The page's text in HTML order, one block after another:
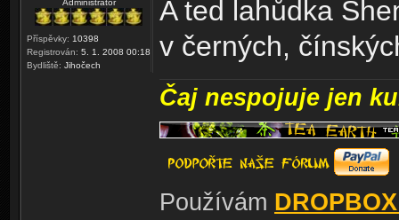
Administrátor
Příspěvky: 10398
Registrován: 5. 1. 2008 00:18
Bydliště: Jihočech
A ted lahůdka
v černých,
Čaj nespojuje jen
Používám